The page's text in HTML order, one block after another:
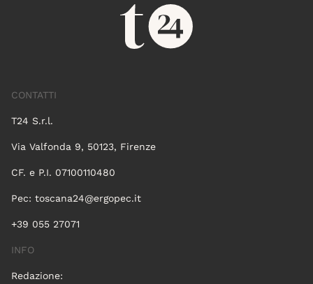
CONTATTI
T24 S.r.l.
Via Valfonda 9, 50123, Firenze
CF. e P.I. 07100110480
Pec: toscana24@ergopec.it
+39 055 27071
INFO
Redazione: